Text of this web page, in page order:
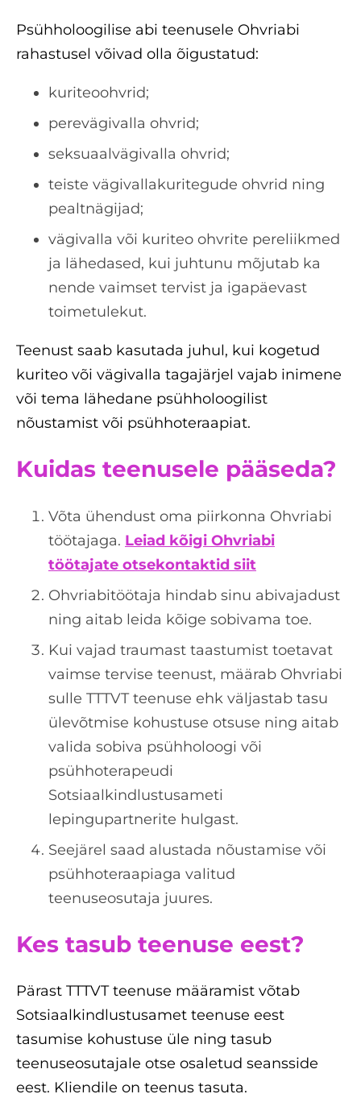
Psühholoogilise abi teenusele Ohvriabi
rahastusel võivad olla õigustatud:
kuriteoohvrid;
perevägivalla ohvrid;
seksuaalvägivalla ohvrid;
teiste vägivallakuritegude ohvrid ning
pealtnägijad;
vägivalla või kuriteo ohvrite pereliikmed
ja lähedased, kui juhtunu mõjutab ka
nende vaimset tervist ja igapäevast
toimetulekut.
Teenust saab kasutada juhul, kui kogetud
kuriteo või vägivalla tagajärjel vajab inimene
või tema lähedane psühholoogilist
nõustamist või psühhoteraapiat.
Kuidas teenusele pääseda?
Võta ühendust oma piirkonna Ohvriabi
töötajaga. Leiad kõigi Ohvriabi
töötajate otsekontaktid siit
Ohvriabitöötaja hindab sinu abivajadust
ning aitab leida kõige sobivama toe.
Kui vajad traumast taastumist toetavat
vaimse tervise teenust, määrab Ohvriabi
sulle TTTVT teenuse ehk väljastab tasu
ülevõtmise kohustuse otsuse ning aitab
valida sobiva psühholoogi või
psühhoterapeudi
Sotsiaalkindlustusameti
lepingupartnerite hulgast.
Seejärel saad alustada nõustamise või
psühhoteraapiaga valitud
teenuseosutaja juures.
Kes tasub teenuse eest?
Pärast TTTVT teenuse määramist võtab
Sotsiaalkindlustusamet teenuse eest
tasumise kohustuse üle ning tasub
teenuseosutajale otse osaletud seansside
eest. Kliendile on teenus tasuta.